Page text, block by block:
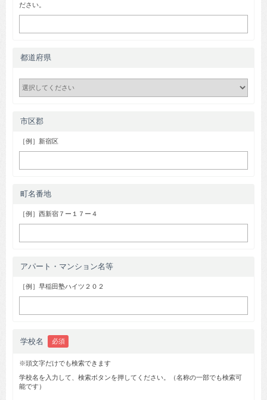
ださい。
都道府県
市区郡
［例］新宿区
町名番地
［例］西新宿７ー１７ー４
アパート・マンション名等
［例］早稲田塾ハイツ２０２
学校名 必須
※頭文字だけでも検索できます
学校名を入力して、検索ボタンを押してください。（名称の一部でも検索可
能です）